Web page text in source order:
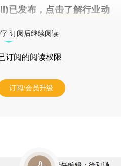
已发布， 点击了解行业动
订阅后继续阅读
订阅的阅读权限
订阅/会员升级